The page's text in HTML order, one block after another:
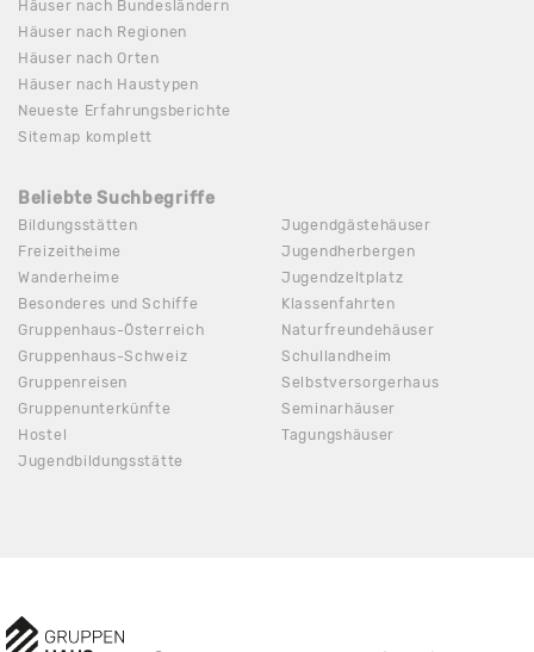
Häuser nach Bundesländern
Häuser nach Regionen
Häuser nach Orten
Häuser nach Haustypen
Neueste Erfahrungsberichte
Sitemap komplett
Beliebte Suchbegriffe
Bildungsstätten
Freizeitheime
Wanderheime
Besonderes und Schiffe
Gruppenhaus-Österreich
Gruppenhaus-Schweiz
Gruppenreisen
Gruppenunterkünfte
Hostel
Jugendbildungsstätte
Jugendgästehäuser
Jugendherbergen
Jugendzeltplatz
Klassenfahrten
Naturfreundehäuser
Schullandheim
Selbstversorgerhaus
Seminarhäuser
Tagungshäuser